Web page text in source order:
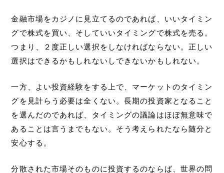
金融市場をカジノに見立てるのであれば、いいタイミン
グで株式を買い、そしていいタイミングで株式を売る。
つまり、２度正しい選択をしなければならない。正しい
選択はできるかもしれないしできないかもしれない。
一方、よい投資経験をする上で、マーケットのタイミン
グを見計らう必要は全くない。長期の投資家となること
を選んだのであれば、タイミングの議論はほぼ無意味で
あることは言うまでもない。そう考えられたなら随分と
安心する。
分散された市場そのものに投資するのならば、世界の問